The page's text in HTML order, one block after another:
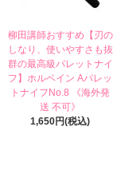
柳田講師おすすめ【刃の
しなり、使いやすさも抜
群の最高級パレットナイ
フ】ホルベイン Aパレッ
トナイフNo.8 《海外発
送 不可》
1,650円(税込)